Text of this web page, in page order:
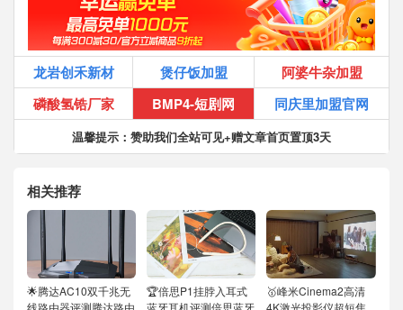
龙岩创禾新材 煲仔饭加盟
阿婆牛杂加盟
磷酸氢锆厂家
BMP4-短剧网 同庆里加盟官网
温馨提示：赞助我们全站可见+赠文章首页置顶3天
相关推荐
🌟腾达AC10双千兆无
🏆倍思P1挂脖入耳式
🥇峰米Cinema2高清